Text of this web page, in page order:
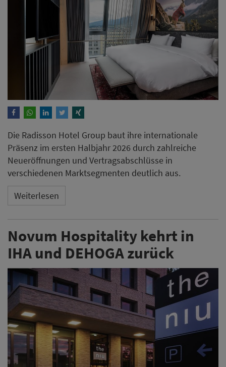
Die Radisson Hotel Group baut ihre internationale
Präsenz im ersten Halbjahr 2026 durch zahlreiche
Neueröffnungen und Vertragsabschlüsse in
verschiedenen Marktsegmenten deutlich aus.
Weiterlesen
Novum Hospitality kehrt in
IHA und DEHOGA zurück